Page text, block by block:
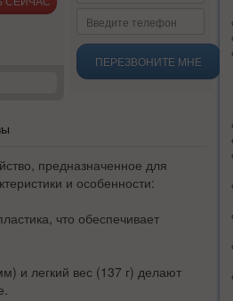
ПЕРЕЗВОНИТЕ МНЕ
предназначенное для
и особенности:
что обеспечивает
и легкий вес (137 г) делают